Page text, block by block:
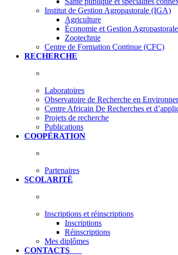
Institut de Gestion Agropastorale (IGA)
Agriculture
Économie et Gestion Agropastorale
Zootechnie
Centre de Formation Continue (CFC)
RECHERCHE
Laboratoires
Observatoire de Recherche en
Centre Africain De Recherches et
Projets de recherche
Publications
COOPÉRATION
Partenaires
SCOLARITÉ
Inscriptions et réinscriptions
Inscriptions
Réinscriptions
Mes diplômes
CONTACTS